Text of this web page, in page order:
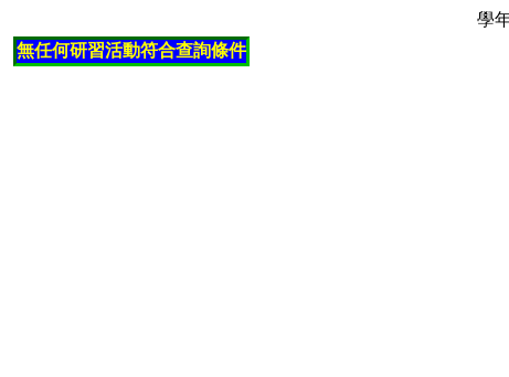
學
無任何研習活動符合查詢條件